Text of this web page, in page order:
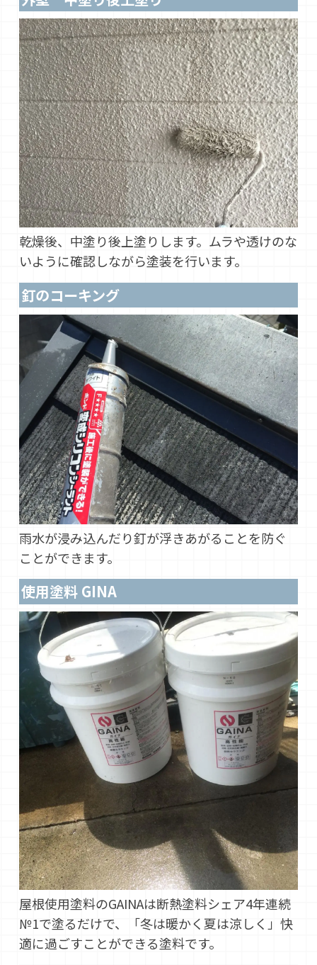
乾燥後、中塗り後上塗りします。ムラや透けのな
いように確認しながら塗装を行います。
釘のコーキング
雨水が浸み込んだり釘が浮きあがることを防ぐ
ことができます。
使用塗料 GINA
屋根使用塗料のGAINAは断熱塗料シェア4年連続
№1で塗るだけで、「冬は暖かく夏は涼しく」快
適に過ごすことができる塗料です。